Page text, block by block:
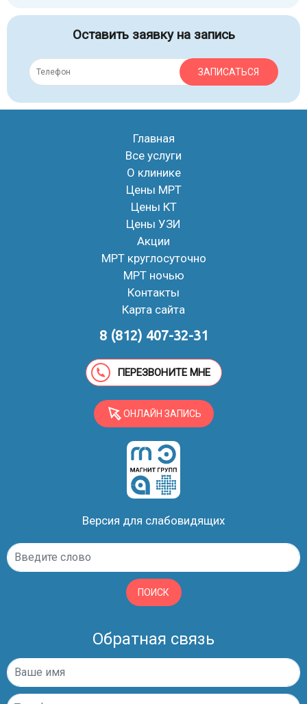
Оставить заявку на запись
ЗАПИСАТЬСЯ
Главная
Все услуги
О клинике
Цены МРТ
Цены КТ
Цены УЗИ
Акции
МРТ круглосуточно
МРТ ночью
Контакты
Карта сайта
8 (812) 407-32-31
ПЕРЕЗВОНИТЕ МНЕ
ОНЛАЙН ЗАПИСЬ
Версия для слабовидящих
ПОИСК
Обратная связь